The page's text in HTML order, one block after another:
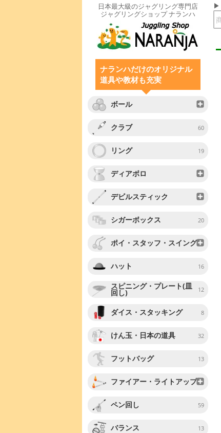
日本最大級のジャグリング専門店
ジャグリングショップ ナランハ
ナランハだけのオリジナル
道具や教材も充実
ボール
クラブ 60
リング 19
ディアボロ
デビルスティック
シガーボックス 20
ポイ・スタッフ・スイング
ハット 16
スピニング・プレート(皿
回し) 12
ダイス・スタッキング 8
けん玉・日本の道具 32
フットバッグ 13
ファイアー・ライトアップ
ペン回し 59
バランス 13